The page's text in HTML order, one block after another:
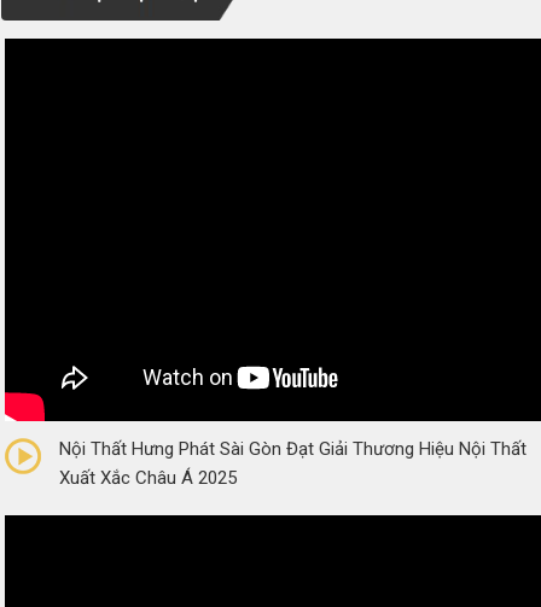
(0 Reviews)
Nội Thất Hưng Phát Sài Gòn Đạt Giải Thương Hiệu Nội Thất
Xuất Xắc Châu Á 2025